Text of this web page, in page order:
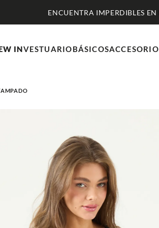
ENCUENTRA IMPERDIBLES
INVESTUARIOBÁSICOS